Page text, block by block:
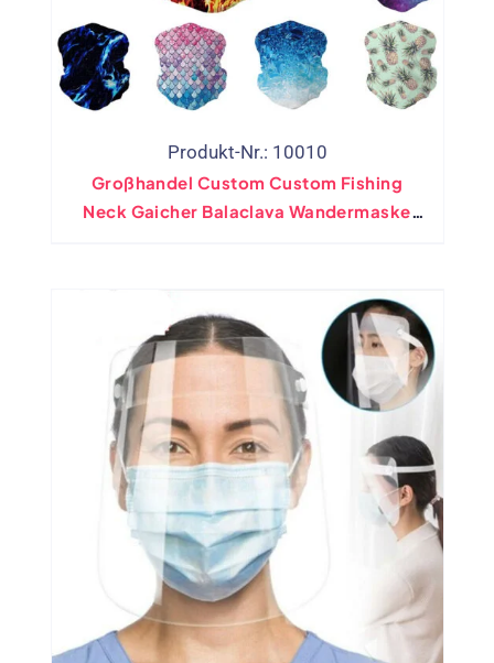
Produkt-Nr.: 10010
Großhandel Custom Custom Fishing
Neck Gaicher Balaclava Wandermaske